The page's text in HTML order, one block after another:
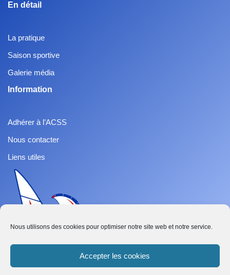
Nous utilisons des cookies pour optimiser notre site web et notre service.
Accepter les cookies
En détail
La pratique
Saison sportive
Galerie média
Information
Adhérer à l’ACSS
Nous contacter
Liens utiles